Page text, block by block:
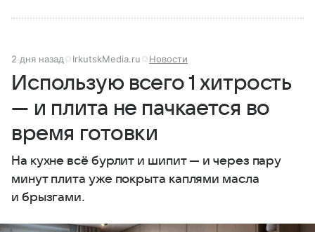
2 дня назад IrkutskMedia.ru Новости
Использую всего 1 хитрость
— и плита не пачкается во
время готовки
На кухне всё бурлит и шипит — и через пару
минут плита уже покрыта каплями масла
и брызгами.